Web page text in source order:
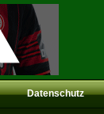
Datenschutz